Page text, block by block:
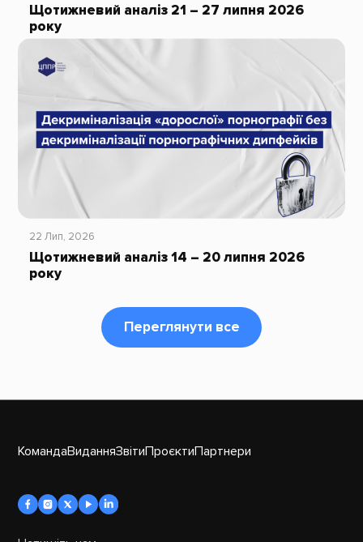
Щотижневий аналіз 21 – 27 липня 2026
року
22 Лип, 2026
Щотижневий аналіз 14 – 20 липня 2026
року
Переглянути все
КомандаВиданняЗвітиПроєктиПартнери